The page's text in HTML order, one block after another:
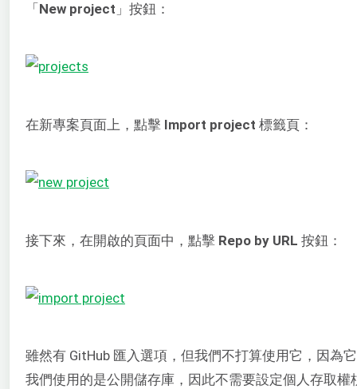
「 New project 」按鈕：
在新專案頁面上，點擊 Import project 標籤頁：
接下來，在開啟的頁面中，點擊 Repo by URL 按鈕：
雖然有 GitHub 匯入選項，但我們不打算使用它，因為
我們使用的是公開儲存庫，因此不需要設定個人存取權